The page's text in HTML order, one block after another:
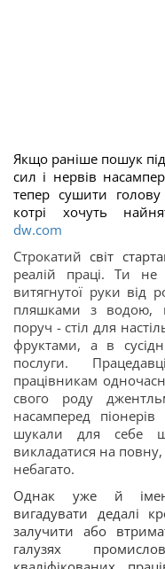
Якщо раніше пошук
сил і нервів
тепер сушити
котрі хочуть
dw.com
Строкатийсвіт
реалій праці. Ти
витягнутої руки від
пляшками з водою,
поруч - стіл для
фруктами, а в
послуги.
працівникам
свого роду
насамперед
шукали для себе
викладатися на
небагато.
Однак уже й
вигадувати дедалі
залучити або
галузях